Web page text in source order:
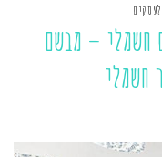
חשמלי – מבשם
חשמלי